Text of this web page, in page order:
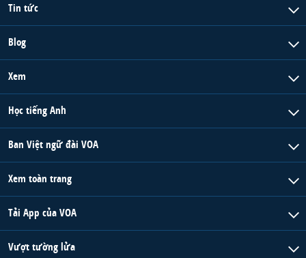
Tin tức
Blog
Xem
Học tiếng Anh
Ban Việt ngữ đài VOA
Xem toàn trang
Tải App của VOA
Vượt tường lửa